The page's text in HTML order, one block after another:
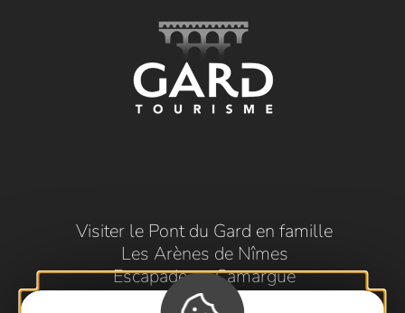
Visiter le Pont du Gard en famille
Les Arènes de Nîmes
Escapade en Camargue
Randonnée en Cévennes